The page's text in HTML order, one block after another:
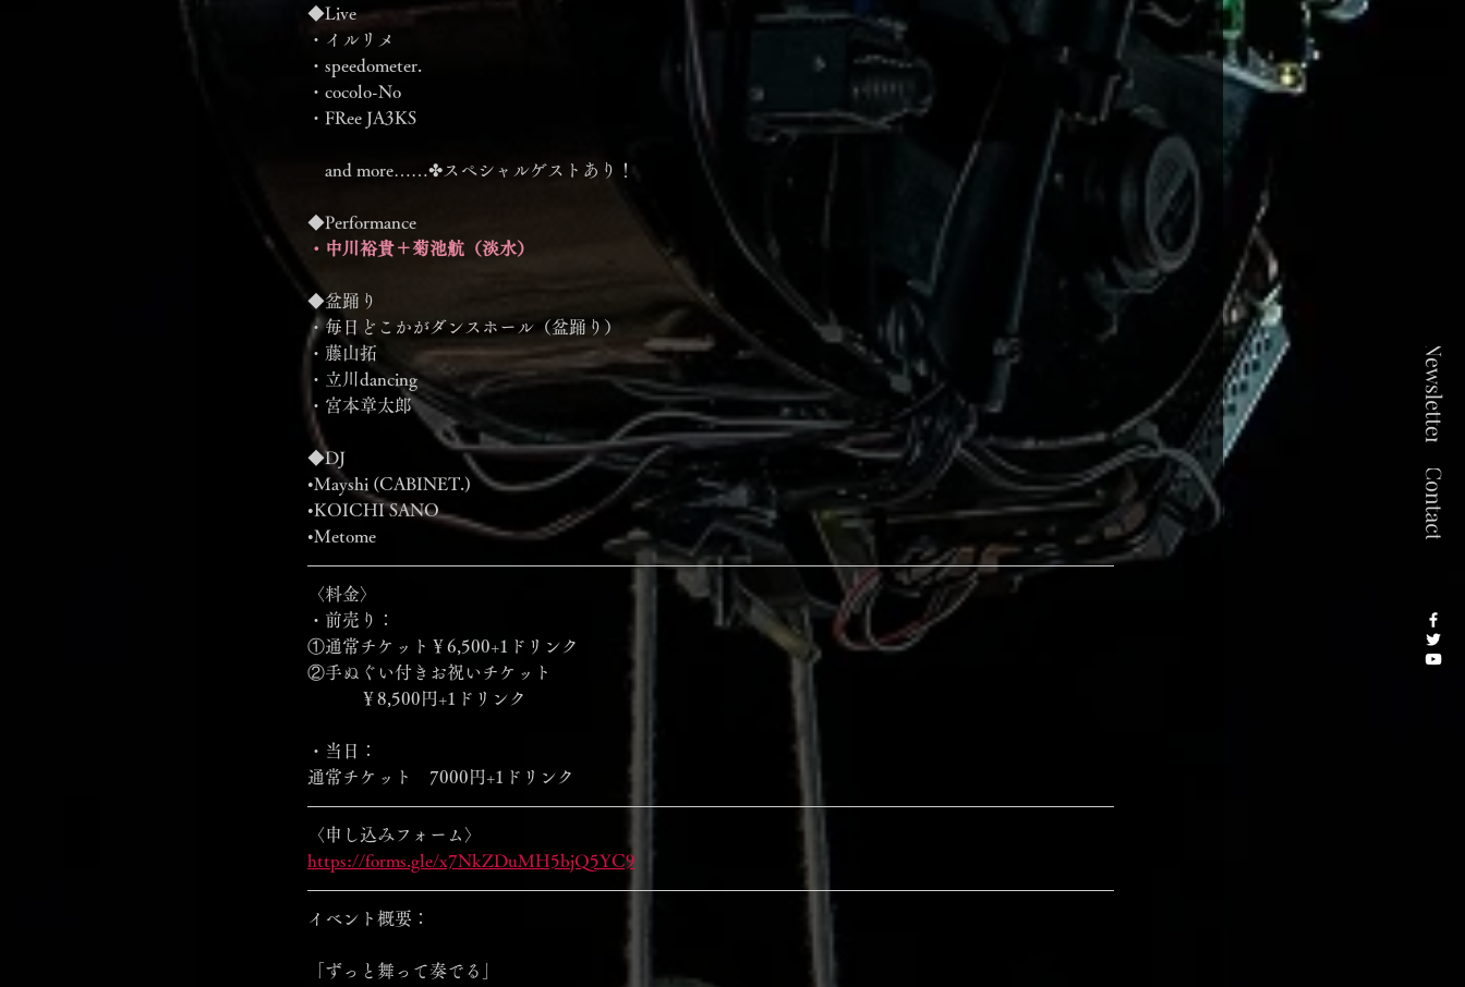
◆Live
・イルリメ
・speedometer.
・cocolo-No
・FRee JA3KS
and more……✤スペシャルゲストあり！
◆Performance
・中川裕貴＋菊池航（淡水）
◆盆踊り
・毎日どこかがダンスホール（盆踊り）
・藤山拓
・立川dancing
・宮本章太郎
◆DJ
•Mayshi (CABINET.)
•KOICHI SANO
•Metome
〈料金〉
・前売り：
①通常チケット￥6,500+1ドリンク
②手ぬぐい付きお祝いチケット
￥8,500円+1ドリンク
・当日：
通常チケット　7000円+1ドリンク
〈申し込みフォーム〉
https://forms.gle/x7NkZDuMH5bjQ5YC9
イベント概要：
「ずっと舞って奏でる」